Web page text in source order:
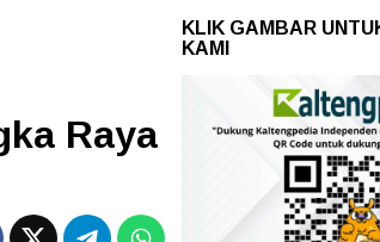
Raya
KLIK GAMBAR
KAMI